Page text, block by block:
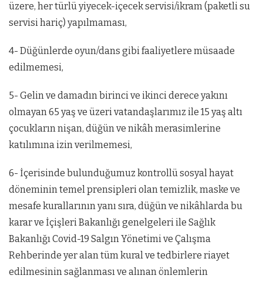
üzere, her türlü yiyecek-içecek servisi/ikram (paketli su
servisi hariç) yapılmaması,
4- Düğünlerde oyun/dans gibi faaliyetlere müsaade
edilmemesi,
5- Gelin ve damadın birinci ve ikinci derece yakını
olmayan 65 yaş ve üzeri vatandaşlarımız ile 15 yaş altı
çocukların nişan, düğün ve nikâh merasimlerine
katılımına izin verilmemesi,
6- İçerisinde bulunduğumuz kontrollü sosyal hayat
döneminin temel prensipleri olan temizlik, maske ve
mesafe kurallarının yanı sıra, düğün ve nikâhlarda bu
karar ve İçişleri Bakanlığı genelgeleri ile Sağlık
Bakanlığı Covid-19 Salgın Yönetimi ve Çalışma
Rehberinde yer alan tüm kural ve tedbirlere riayet
edilmesinin sağlanması ve alınan önlemlerin